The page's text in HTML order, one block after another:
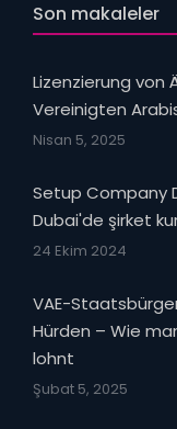
Son makaleler
Lizenzierung von
Vereinigten
Nisan 5, 2025
Setup Company
Dubai'de şirket
24 Ekim 2024
VAE-
Hürden – Wie
lohnt
Şubat 5, 2025